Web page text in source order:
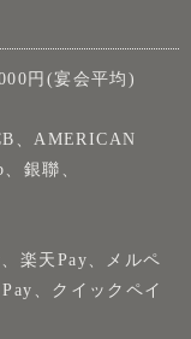
円(宴会平均)
、AMERICAN
銀聯、
楽天Pay、メルペ
、クイックペイ